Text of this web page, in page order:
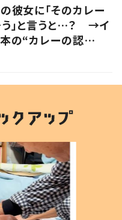
彼女に「そのカレー
」と言うと…？ →イ
の“カレーの認